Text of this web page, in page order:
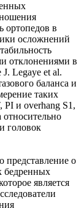
ортопедов в
осложнений
отклонениями в
Legaye et al.
баланса и
таких
PI и overhang S1,
головок
представление о
бедренных
является